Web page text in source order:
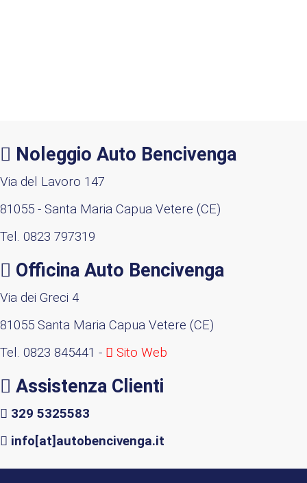
Noleggio Auto Bencivenga
Via del Lavoro 147
81055 - Santa Maria Capua Vetere (CE)
Tel. 0823 797319
Officina Auto Bencivenga
Via dei Greci 4
81055 Santa Maria Capua Vetere (CE)
Tel. 0823 845441 -
Sito Web
Assistenza Clienti
329 5325583
info[at]autobencivenga.it